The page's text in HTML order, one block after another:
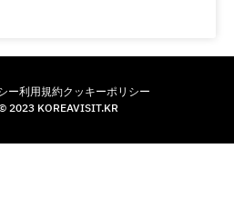
ー利用規約クッキーポリシー
2023 KOREAVISIT.KR